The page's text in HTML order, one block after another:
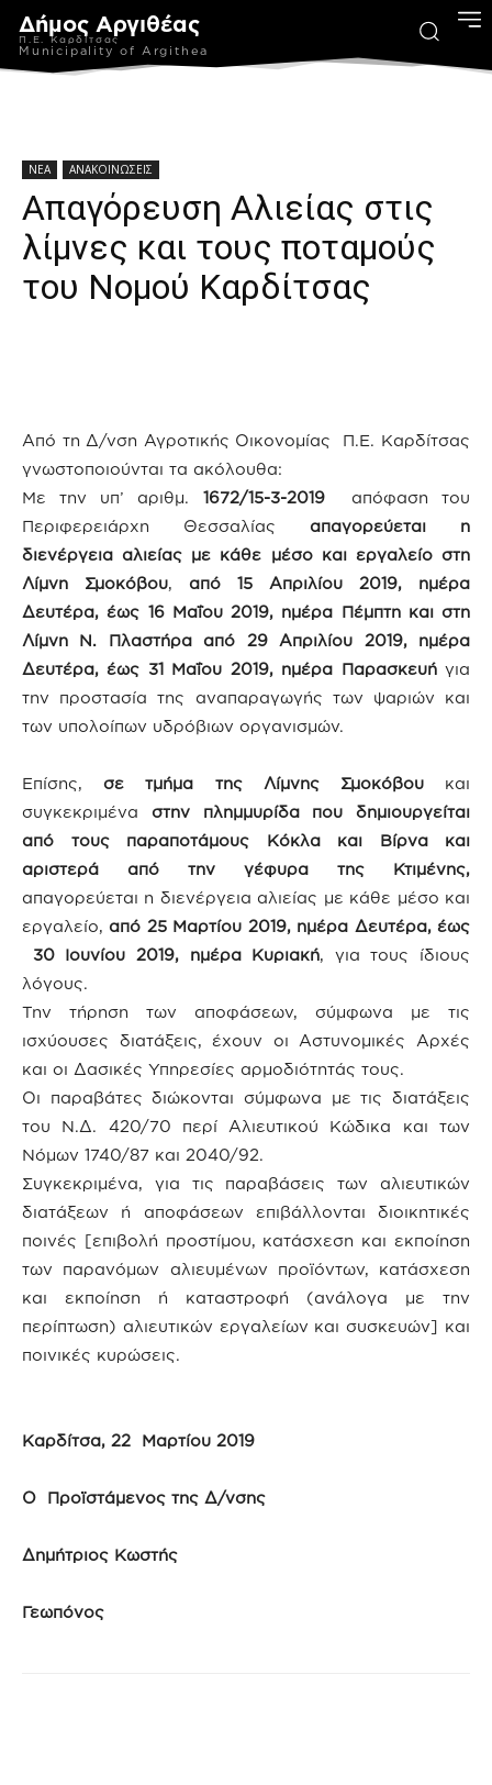
Δήμος Αργιθέας
Π.Ε. Καρδίτσας
Municipality of Argithea
ΝΕΑ ΑΝΑΚΟΙΝΩΣΕΙΣ
Απαγόρευση Αλιείας στις
λίμνες και τους ποταμούς
του Νομού Καρδίτσας
Από τη Δ/νση Αγροτικής Οικονομίας Π.Ε. Καρδίτσας
γνωστοποιούνται τα ακόλουθα:
Με την υπ’ αριθμ. 1672/15-3-2019απόφαση του
Περιφερειάρχη Θεσσαλίας απαγορεύεται η
διενέργεια αλιείας με κάθε μέσο και εργαλείο στη
Λίμνη Σμοκόβου, από 15 Απριλίου 2019, ημέρα
Δευτέρα, έως 16 Μαΐου 2019, ημέρα Πέμπτη και στη
Λίμνη Ν. Πλαστήρα από
29 Απριλίου 2019,
ημέρα
Δευτέρα, έως 31 Μαΐου 2019, ημέρα Παρασκευήγια
την προστασία της αναπαραγωγής των ψαριών και
των υπολοίπων υδρόβιων οργανισμών.
Επίσης,σε τμήμα της Λίμνης Σμοκόβουκαι
συγκεκριμένα στην πλημμυρίδα που
δημιουργείται
από τους παραποτάμους Κόκλα και Βίρνα και
αριστερά από την γέφυρα της Κτιμένης,
απαγορεύεται η διενέργεια αλιείας με κάθε μέσο και
εργαλείο,από 25 Μαρτίου 2019, ημέρα Δευτέρα, έως
30 Ιουνίου 2019, ημέρα Κυριακή, για τους ίδιους
λόγους.
Την τήρηση των αποφάσεων, σύμφωνα με τις
ισχύουσες διατάξεις, έχουν οι Αστυνομικές Αρχές
και οι Δασικές Υπηρεσίες αρμοδιότητάς τoυς.
Οι παραβάτες διώκονται σύμφωνα με τις διατάξεις
του Ν.Δ. 420/70 περί Aλιευτικού Kώδικα και των
Νόμων 1740/87 και 2040/92.
Συγκεκριμένα, για τις παραβάσεις των αλιευτικών
διατάξεων ή αποφάσεων επιβάλλονται διοικητικές
ποινές [επιβολή προστίμου, κατάσχεση και εκποίηση
των παρανόμων αλιευμένων προϊόντων, κατάσχεση
και εκποίηση ή καταστροφή (ανάλογα με την
περίπτωση) αλιευτικών εργαλείων και συσκευών] και
ποινικές κυρώσεις.
Καρδίτσα, 22 Μαρτίου 2019
Ο Προϊστάμενος της Δ/νσης
Δημήτριος Κωστής
Γεωπόνος